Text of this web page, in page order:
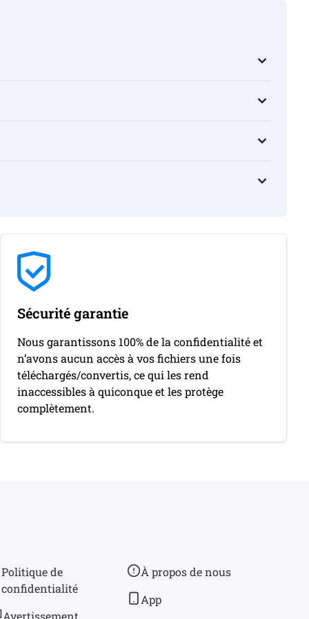
Sécurité garantie
Nous garantissons 100% de la confidentialité et
n’avons aucun accès à vos fichiers une fois
téléchargés/convertis, ce qui les rend
inaccessibles à quiconque et les protège
complètement.
Politique de
confidentialité
Avertissement
À propos de nous
App